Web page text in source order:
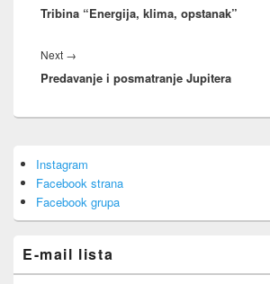
post:
Tribina “Energija, klima, opstanak”
Next →
post:
Predavanje i posmatranje Jupitera
Sidebar
Widget
Area
Instagram
Facebook strana
Facebook grupa
E-mail lista